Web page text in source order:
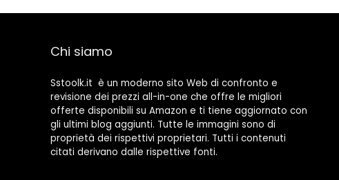
Chi siamo
Sstoolk.it è un moderno sito Web di confronto e
revisione dei prezzi all-in-one che offre le migliori
offerte disponibili su Amazon e ti tiene aggiornato con
gli ultimi blog aggiunti. Tutte le immagini sono di
proprietà dei rispettivi proprietari. Tutti i contenuti
citati derivano dalle rispettive fonti.